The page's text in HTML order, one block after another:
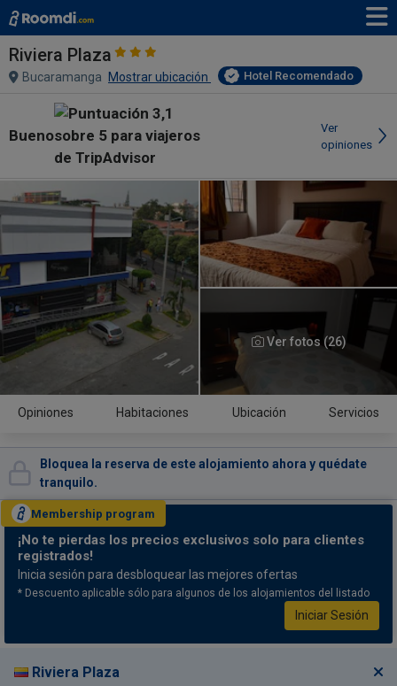
Riviera Plaza
Bucaramanga Mostrar ubicación Hotel Recomendado
Bueno
Ver
opiniones
Ver fotos (26)
Opiniones Habitaciones Ubicación Servicios
Bloquea la reserva de este alojamiento ahora y quédate
tranquilo.
Membership program
¡No te pierdas los precios exclusivos solo para clientes
registrados!
Inicia sesión para desbloquear las mejores ofertas
* Descuento aplicable sólo para algunos de los alojamientos del listado
Iniciar Sesión
Riviera Plaza